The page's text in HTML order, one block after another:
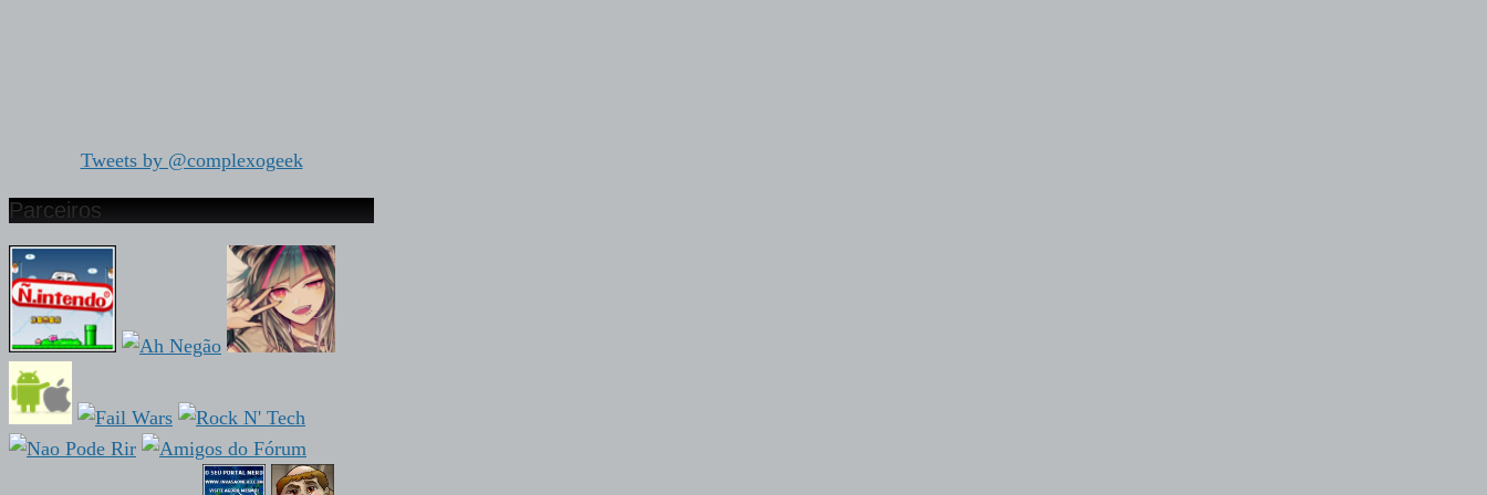
Tweets by @complexogeek
Parceiros